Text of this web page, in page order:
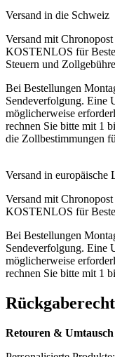
Versand in die Schweiz
Versand mit
KOSTENLOS für
Steuern und
Bei Bestellungen
Sendeverfolgung. Eine
möglicherweise
rechnen Sie bitte mit 1
die Zollbestimmungen
Versand in europäische
Versand mit
KOSTENLOS für
Bei Bestellungen
Sendeverfolgung. Eine
möglicherweise
rechnen Sie bitte mit 1
Rückgaberecht
Retouren & Umtausch